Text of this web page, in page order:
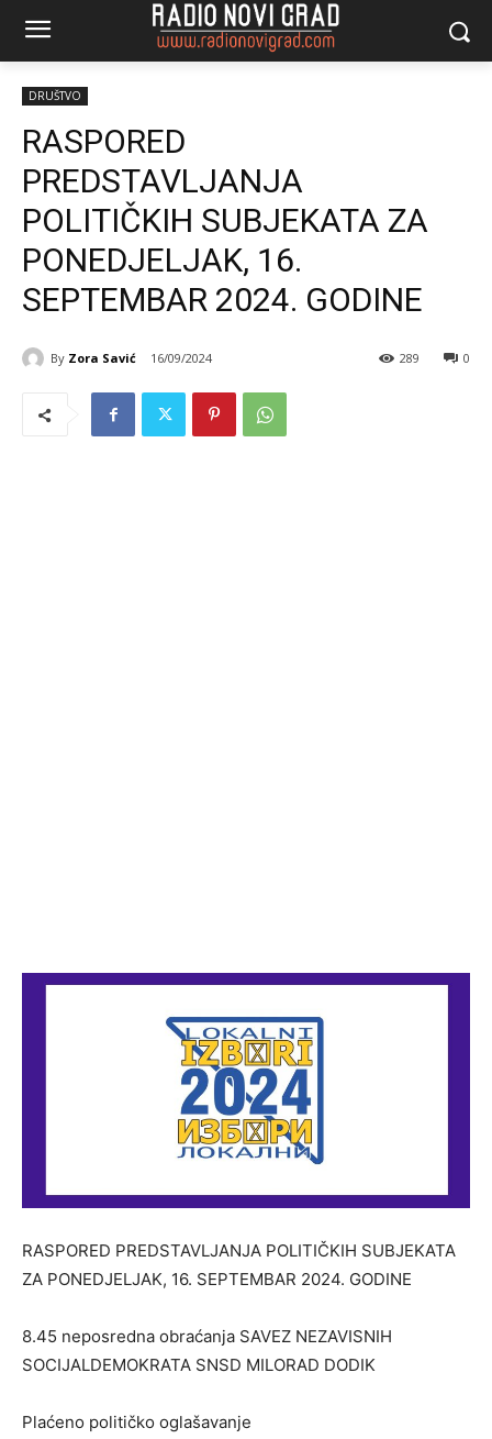
DRUŠTVO
RASPORED
PREDSTAVLJANJA
POLITIČKIH SUBJEKATA ZA
PONEDJELJAK, 16.
SEPTEMBAR 2024. GODINE
By Zora Savić 16/09/2024 0
289
RASPORED PREDSTAVLJANJA POLITIČKIH SUBJEKATA
ZA PONEDJELJAK, 16. SEPTEMBAR 2024. GODINE
8.45 neposredna obraćanja SAVEZ NEZAVISNIH
SOCIJALDEMOKRATA SNSD MILORAD DODIK
Plaćeno političko oglašavanje